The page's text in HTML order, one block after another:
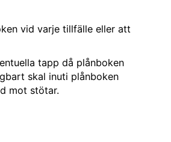
vid varje tillfälle eller att
tapp då plånboken
skal inuti plånboken
mot stötar.